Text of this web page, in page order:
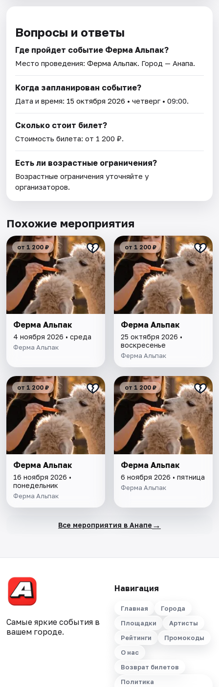
Вопросы и ответы
Где пройдет событие Ферма Альпак?
Место проведения:Ферма Альпак. Город — Анапа.
Когда запланирован событие?
Дата и время: 15 октября 2026 • четверг • 09:00.
Сколько стоит билет?
Стоимость билета: от 1 200 ₽.
Есть ли возрастные ограничения?
Возрастные ограничения уточняйте у
организаторов.
Похожие мероприятия
от 1 200 ₽
Ферма Альпак
4 ноября 2026 • среда
Ферма Альпак
от 1 200 ₽
Ферма Альпак
25 октября 2026 •
воскресенье
Ферма Альпак
от 1 200 ₽
Ферма Альпак
16 ноября 2026 •
понедельник
Ферма Альпак
от 1 200 ₽
Ферма Альпак
6 ноября 2026 • пятница
Ферма Альпак
Все мероприятия в Анапе →
Самые яркие события в
вашем городе.
Навигация
Главная
Города
Площадки
Артисты
Рейтинги
Промокоды
О нас
Возврат билетов
Политика